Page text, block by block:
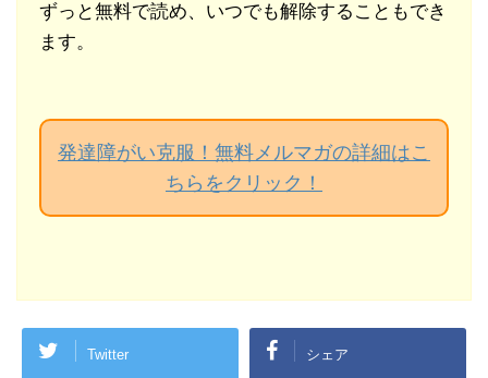
ずっと無料で読め、いつでも解除することもでき
ます。
発達障がい克服！無料メルマガの詳細はこ
ちらをクリック！
Twitter シェア